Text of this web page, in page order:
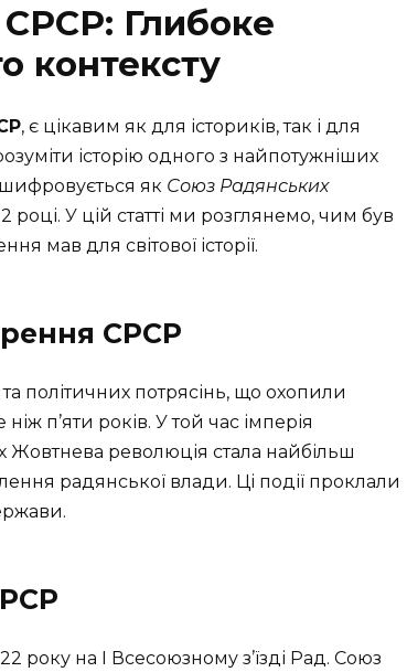
Глибоке
контексту
, є цікавим як для істориків, так і для
історію одного з найпотужніших
як Союз Радянських
році. У цій статті ми розглянемо, чим був
мав для світової історії.
СРСР
політичних потрясінь, що охопили
п’яти років. У той час імперія
Жовтнева революція стала найбільш
радянської влади. Ці події проклали
року на I Всесоюзному з’їзді Рад. Союз